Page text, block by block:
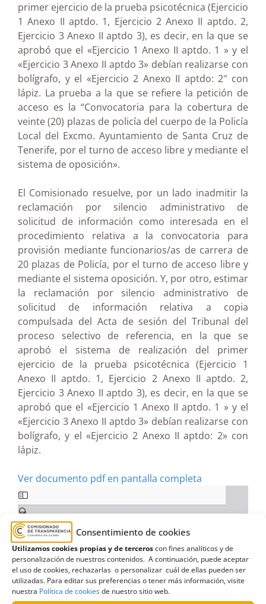
Consentimiento de cookies
Utilizamos cookies propias y de terceroscon fines analíticos y de
personalización de nuestros contenidos. A continuación, puede aceptar
el uso de cookies, rechazarlas o personalizar cuál de ellas pueden ser
utilizadas. Para editar sus preferencias o tener más información, visite
nuestra Política de cookiesde nuestro sitio web.
primer ejercicio de la prueba psicotécnica (Ejercicio
1 Anexo II aptdo. 1, Ejercicio 2 Anexo II aptdo. 2,
Ejercicio 3 Anexo II aptdo 3), es decir, en la que se
aprobó que el «Ejercicio 1 Anexo II aptdo. 1 » y el
«Ejercicio 3 Anexo II aptdo 3» debían realizarse con
bolígrafo, y el «Ejercicio 2 Anexo II aptdo: 2″ con
lápiz. La prueba a la que se refiere la petición de
acceso es la “Convocatoria para la cobertura de
veinte (20) plazas de policía del cuerpo de la Policía
Local del Excmo. Ayuntamiento de Santa Cruz de
Tenerife, por el turno de acceso libre y mediante el
sistema de oposición».
El Comisionado resuelve, por un lado inadmitir la
reclamación por silencio administrativo de
solicitud de información como interesada en el
procedimiento relativa a la convocatoria para
provisión mediante funcionarios/as de carrera de
20 plazas de Policía, por el turno de acceso libre y
mediante el sistema oposición. Y, por otro, estimar
la reclamación por silencio administrativo de
solicitud de información relativa a copia
compulsada del Acta de sesión del Tribunal del
proceso selectivo de referencia, en la que se
aprobó el sistema de realización del primer
ejercicio de la prueba psicotécnica (Ejercicio 1
Anexo II aptdo. 1, Ejercicio 2 Anexo II aptdo. 2,
Ejercicio 3 Anexo II aptdo 3), es decir, en la que se
aprobó que el «Ejercicio 1 Anexo II aptdo. 1 » y el
«Ejercicio 3 Anexo II aptdo 3» debían realizarse con
bolígrafo, y el «Ejercicio 2 Anexo II aptdo: 2» con
lápiz.
Ver documento pdf en pantalla completa